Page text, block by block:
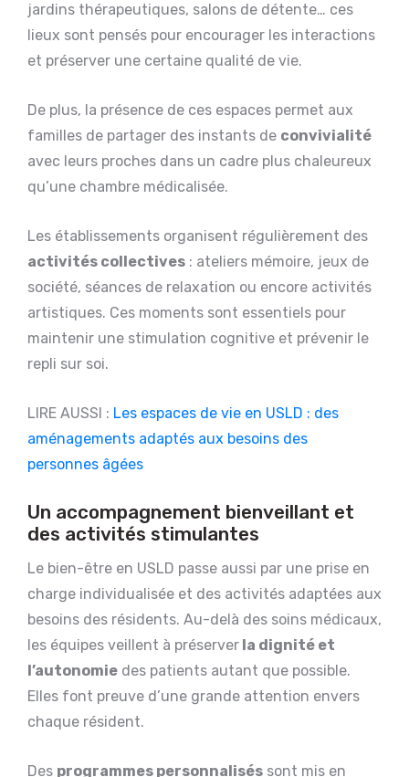
jardins thérapeutiques, salons de détente… ces
lieux sont pensés pour encourager les interactions
et préserver une certaine qualité de vie.
De plus, la présence de ces espaces permet aux
familles de partager des instants de convivialité
avec leurs proches dans un cadre plus chaleureux
qu’une chambre médicalisée.
Les établissements organisent régulièrement des
activités collectives : ateliers mémoire, jeux de
société, séances de relaxation ou encore activités
artistiques. Ces moments sont essentiels pour
maintenir une stimulation cognitive et prévenir le
repli sur soi.
LIRE AUSSI : Les espaces de vie en USLD : des
aménagements adaptés aux besoins des
personnes âgées
Un accompagnement bienveillant et
des activités stimulantes
Le bien-être en USLD passe aussi par une prise en
charge individualisée et des activités adaptées aux
besoins des résidents. Au-delà des soins médicaux,
les équipes veillent à préserver la dignité et
l’autonomie des patients autant que possible.
Elles font preuve d’une grande attention envers
chaque résident.
Des programmes personnalisés sont mis en